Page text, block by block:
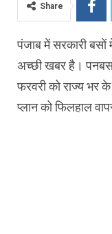
Share
पंजाब में सरकारी
अच्छी खबर है।
फरवरी को राज्य
प्लान को फिलहाल